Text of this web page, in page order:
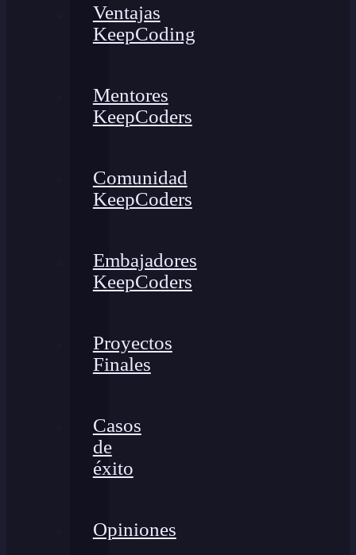
Ventajas
KeepCoding
Mentores
KeepCoders
Comunidad
KeepCoders
Embajadores
KeepCoders
Proyectos
Finales
Casos
de
éxito
Opiniones